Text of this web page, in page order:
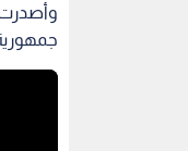
وأصدرت